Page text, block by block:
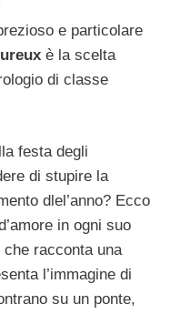
e particolare
è la scelta
di classe
festa degli
di stupire la
dlel’anno? Ecco
in ogni suo
racconta una
l’immagine di
su un ponte,